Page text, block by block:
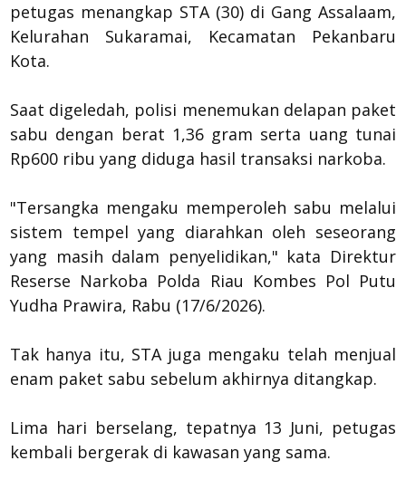
petugas menangkap STA (30) di Gang Assalaam,
Kelurahan Sukaramai, Kecamatan Pekanbaru
Kota.
Saat digeledah, polisi menemukan delapan paket
sabu dengan berat 1,36 gram serta uang tunai
Rp600 ribu yang diduga hasil transaksi narkoba.
"Tersangka mengaku memperoleh sabu melalui
sistem tempel yang diarahkan oleh seseorang
yang masih dalam penyelidikan," kata Direktur
Reserse Narkoba Polda Riau Kombes Pol Putu
Yudha Prawira, Rabu (17/6/2026).
Tak hanya itu, STA juga mengaku telah menjual
enam paket sabu sebelum akhirnya ditangkap.
Lima hari berselang, tepatnya 13 Juni, petugas
kembali bergerak di kawasan yang sama.